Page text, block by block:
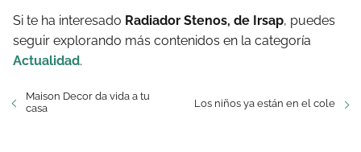
Si te ha interesado Radiador Stenos, de Irsap, puedes
seguir explorando más contenidos en la categoría
Actualidad.
Maison Decor da vida a tu
casa
Los niños ya están en el cole